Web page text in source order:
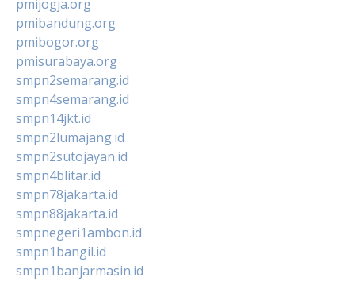
pmijogja.org
pmibandung.org
pmibogor.org
pmisurabaya.org
smpn2semarang.id
smpn4semarang.id
smpn14jkt.id
smpn2lumajang.id
smpn2sutojayan.id
smpn4blitar.id
smpn78jakarta.id
smpn88jakarta.id
smpnegeri1ambon.id
smpn1bangil.id
smpn1banjarmasin.id